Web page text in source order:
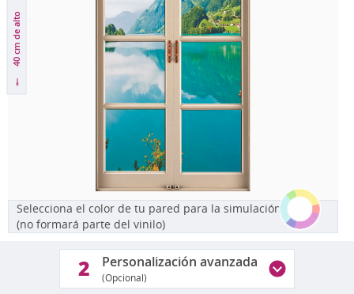
40 cm
de alto
Selecciona el color de tu pared para la simulación
(no formará parte del vinilo)
2 Personalización avanzada
(Opcional)